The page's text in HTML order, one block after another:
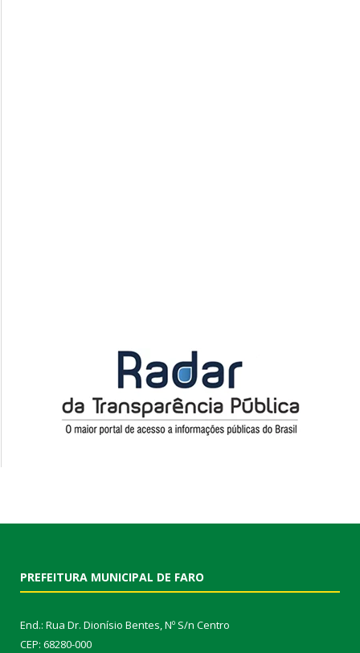
PREFEITURA MUNICIPAL DE FARO
End.: Rua Dr. Dionísio Bentes, Nº S/n Centro
CEP: 68280-000